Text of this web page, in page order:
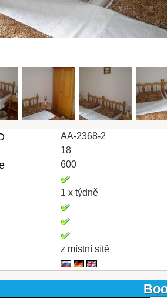
AA-2368-2
18
600
1 x týdně
z místní sítě